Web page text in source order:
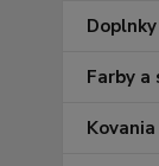
Doplnky
Farby a